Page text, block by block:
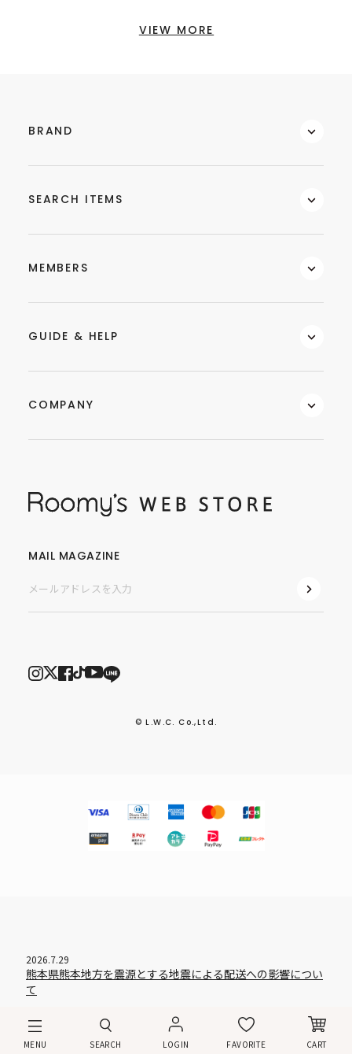
2026.7.29
熊本県熊本地方を震源とする地震による配送への影響につい
て
MENU SEARCH LOGIN FAVORITE CART
VIEW MORE
BRAND
SEARCH ITEMS
MEMBERS
GUIDE & HELP
COMPANY
MAIL MAGAZINE
© L.W.C. Co.,Ltd.